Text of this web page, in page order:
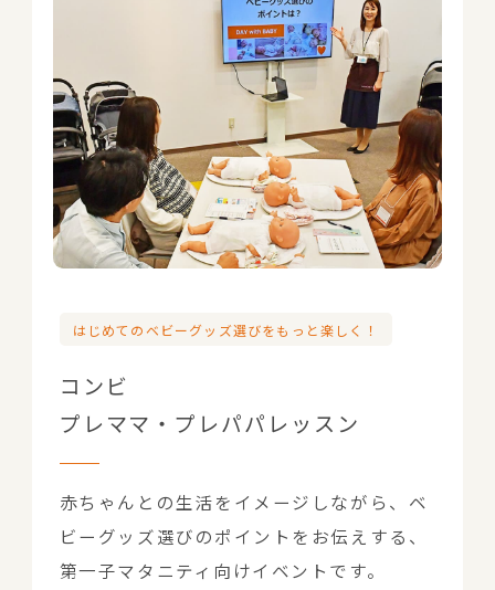
はじめてのベビーグッズ選びをもっと楽しく！
コンビ
プレママ・プレパパレッスン
赤ちゃんとの生活をイメージしながら、ベ
ビーグッズ選びのポイントをお伝えする、
第一子マタニティ向けイベントです。